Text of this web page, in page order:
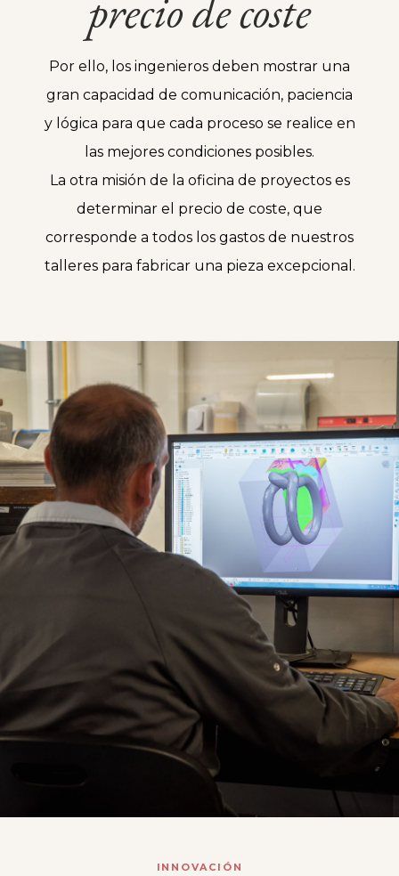
preciodecoste
Por ello, los ingenieros deben mostrar una
gran capacidad de comunicación, paciencia
y lógica para que cada proceso se realice en
las mejores condiciones posibles.
La otra misión de la oficina de proyectos es
determinar el precio de coste, que
corresponde a todos los gastos de nuestros
talleres para fabricar una pieza excepcional.
INNOVACIÓN